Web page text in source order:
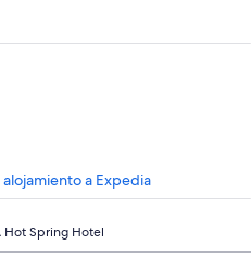
a Expedia
Hot Spring Hotel